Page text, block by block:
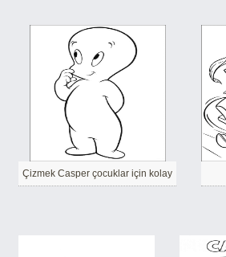
Çizmek Casper çocuklar için kolay